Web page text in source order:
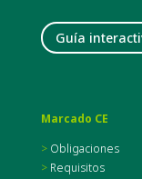
Guía
Marcado CE
> Obligaciones
> Requisitos